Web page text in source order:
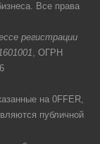
Все права
регистрации
, ОГРН
на 0FFER,
публичной